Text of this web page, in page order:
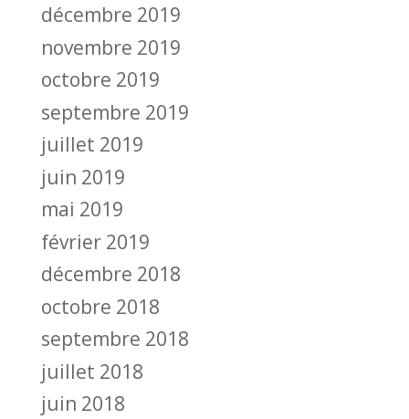
décembre 2019
novembre 2019
octobre 2019
septembre 2019
juillet 2019
juin 2019
mai 2019
février 2019
décembre 2018
octobre 2018
septembre 2018
juillet 2018
juin 2018